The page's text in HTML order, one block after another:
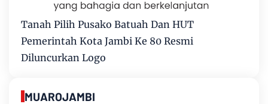
Tanah Pilih Pusako Batuah Dan HUT
Pemerintah Kota Jambi Ke 80 Resmi
Diluncurkan Logo
MUAROJAMBI